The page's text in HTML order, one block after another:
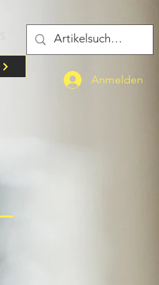
Anmelden